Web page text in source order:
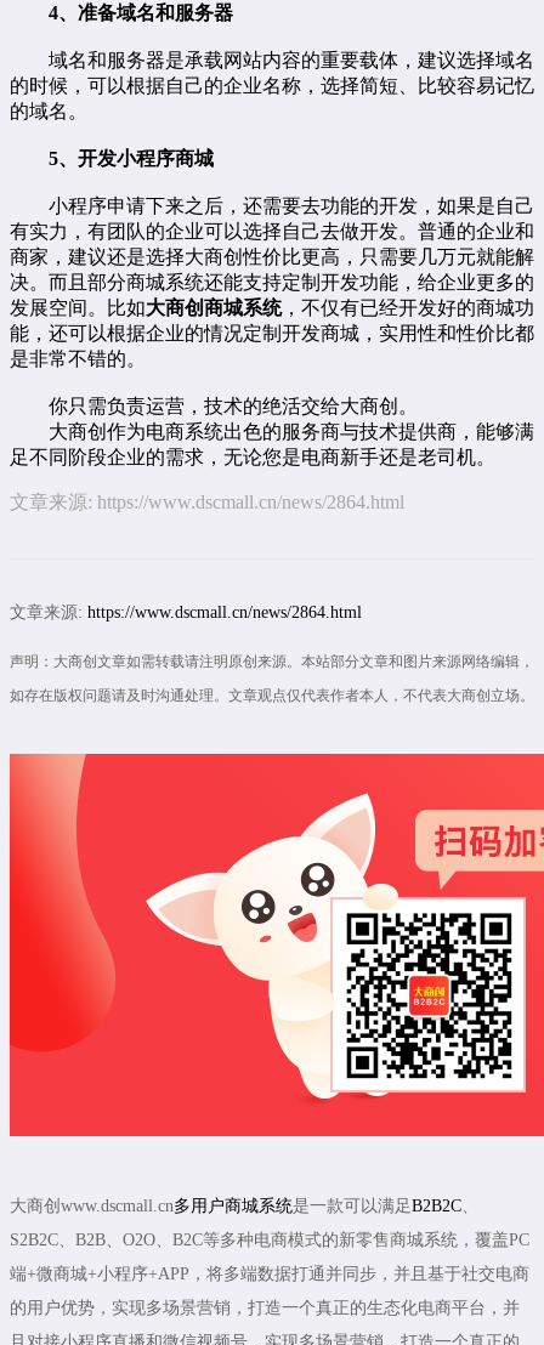
4、准备域名和服务器
域名和服务器是承载网站内容的重要载体，建议选择域名
的时候，可以根据自己的企业名称，选择简短、比较容易记忆
的域名。
5、开发小程序商城
小程序申请下来之后，还需要去功能的开发，如果是自己
有实力，有团队的企业可以选择自己去做开发。普通的企业和
商家，建议还是选择大商创性价比更高，只需要几万元就能解
决。而且部分商城系统还能支持定制开发功能，给企业更多的
发展空间。比如大商创商城系统，不仅有已经开发好的商城功
能，还可以根据企业的情况定制开发商城，实用性和性价比都
是非常不错的。
你只需负责运营，技术的绝活交给大商创。
大商创作为电商系统出色的服务商与技术提供商，能够满
足不同阶段企业的需求，无论您是电商新手还是老司机。
文章来源: https://www.dscmall.cn/news/2864.html
文章来源: https://www.dscmall.cn/news/2864.html
声明：大商创文章如需转载请注明原创来源。本站部分文章和图片来源网络编辑，
如存在版权问题请及时沟通处理。文章观点仅代表作者本人，不代表大商创立场。
大商创www.dscmall.cn多用户商城系统是一款可以满足B2B2C
S2B2C、B2B、O2O、B2C等多种电商模式的新零售商城系统，覆盖PC
端+微商城+小程序+APP，将多端数据打通并同步，并且基于社交电商
的用户优势，实现多场景营销，打造一个真正的生态化电商平台，并